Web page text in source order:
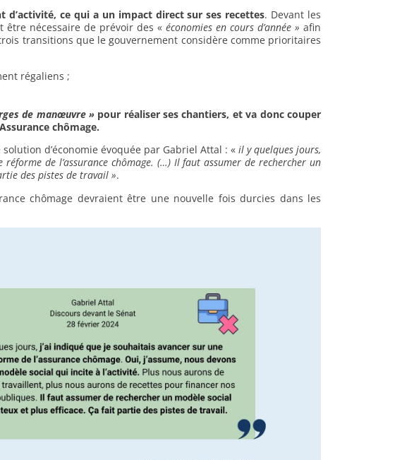
d’activité, ce qui a un impact direct sur ses recettes. Devant les
nécessaire de prévoir des « économies en cours d’année » afin
transitions que le gouvernement considère comme prioritaires
régaliens ;
de manœuvre » pour réaliser ses chantiers, et va donc couper
chômage.
d’économie évoquée par Gabriel Attal : « il y quelques jours,
de l’assurance chômage. (…) Il faut assumer de rechercher un
des pistes de travail ».
chômage devraient être une nouvelle fois durcies dans les